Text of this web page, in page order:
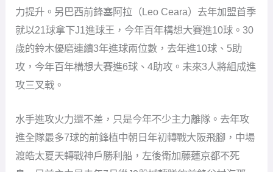
力提升。另巴西前鋒塞阿拉（Leo Ceara）去年加盟首季
就以21球拿下J1進球王，今年百年構想大賽進10球。30
歲的鈴木優磨連續3年進球兩位數，去年進10球、5助
攻，今年百年構想大賽進6球、4助攻。未來3人將組成進
攻三叉戟。
水手進攻火力還不差，只是今年不少主力離隊。去年攻
進全隊最多7球的前鋒植中朝日年初轉戰大阪飛腳，中場
渡皓太夏天轉戰神戶勝利船，左後衛加藤蓮京都不死